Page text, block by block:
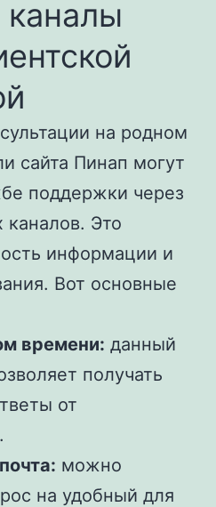
на родном
сайта Пинап могут
поддержки через
каналов. Это
информации и
Вот основные
времени: данный
получать
от
можно
на удобный для